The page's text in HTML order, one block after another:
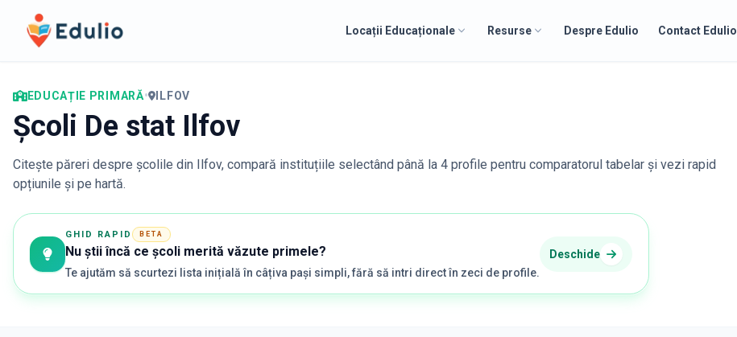
Edulio
Locații Educaționale Resurse Despre Edulio Contact Edulio
EDUCAȚIE PRIMARĂ• ILFOV
Școli De stat Ilfov
Citește păreri despre școlile din Ilfov, compară instituțiile selectând până la 4 profile pentru comparatorul tabelar și vezi rapid
opțiunile și pe hartă.
GHID RAPID BETA
Nu știi încă ce școli merită văzute primele?
Te ajutăm să scurtezi lista inițială în câțiva pași simpli, fără să intri direct în zeci de profile.
Deschide